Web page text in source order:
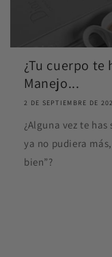
¿Tu cuerpo te
Manejo...
2 DE SEPTIEMBRE DE
¿Alguna vez te
ya no pudiera
bien”?